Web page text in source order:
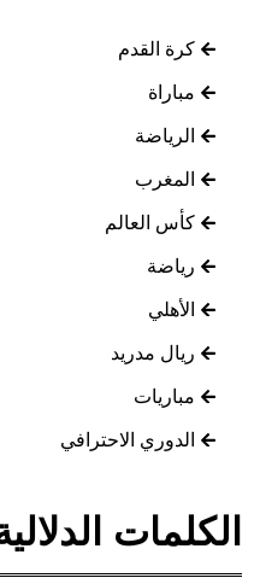
كرة القدم
مباراة
الرياضة
المغرب
كأس العالم
رياضة
الأهلي
ريال مدريد
مباريات
الدوري الاحترافي
الكلمات